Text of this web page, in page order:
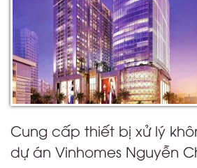
Cung cấp thiết bị xử lý
dự án Vinhomes Nguyễn